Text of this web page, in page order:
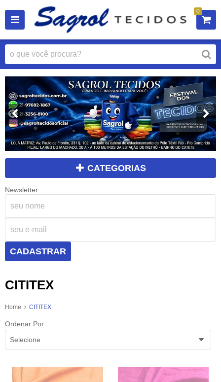
0
CATEGORIAS
Newsletter
CADASTRAR
CITITEX
Home CITITEX
Ordenar Por
Selecione